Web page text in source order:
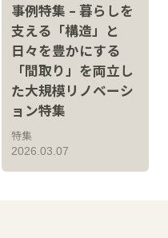
事例特集 – 暮らしを
支える「構造」と
日々を豊かにする
「間取り」を両立し
た大規模リノベーシ
ョン特集
2026.03.07
特集